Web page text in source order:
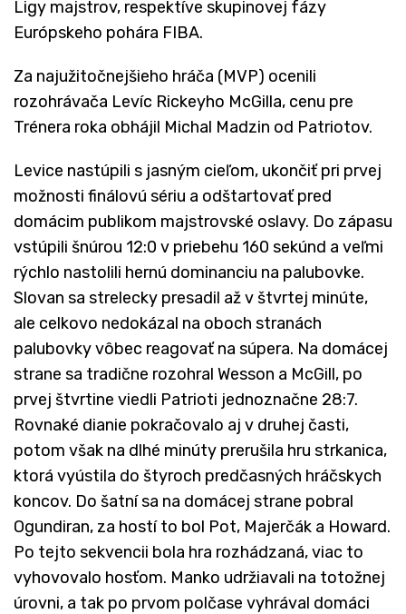
Ligy majstrov, respektíve skupinovej fázy
Európskeho pohára FIBA.
Za najužitočnejšieho hráča (MVP) ocenili
rozohrávača Levíc Rickeyho McGilla, cenu pre
Trénera roka obhájil Michal Madzin od Patriotov.
Levice nastúpili s jasným cieľom, ukončiť pri prvej
možnosti finálovú sériu a odštartovať pred
domácim publikom majstrovské oslavy. Do zápasu
vstúpili šnúrou 12:0 v priebehu 160 sekúnd a veľmi
rýchlo nastolili hernú dominanciu na palubovke.
Slovan sa strelecky presadil až v štvrtej minúte,
ale celkovo nedokázal na oboch stranách
palubovky vôbec reagovať na súpera. Na domácej
strane sa tradične rozohral Wesson a McGill, po
prvej štvrtine viedli Patrioti jednoznačne 28:7.
Rovnaké dianie pokračovalo aj v druhej časti,
potom však na dlhé minúty prerušila hru strkanica,
ktorá vyústila do štyroch predčasných hráčskych
koncov. Do šatní sa na domácej strane pobral
Ogundiran, za hostí to bol Pot, Majerčák a Howard.
Po tejto sekvencii bola hra rozhádzaná, viac to
vyhovovalo hosťom. Manko udržiavali na totožnej
úrovni, a tak po prvom polčase vyhrával domáci